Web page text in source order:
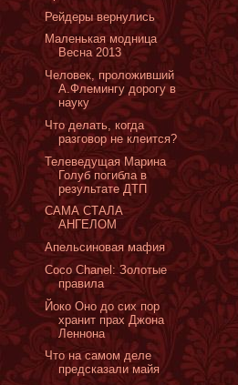
Рейдеры вернулись
Маленькая модница
Весна 2013
Человек, проложивший
А.Флемингу дорогу в
науку
Что делать, когда
разговор не клеится?
Телеведущая Марина
Голуб погибла в
результате ДТП
САМА СТАЛА
АНГЕЛОМ
Aпельсиновая мафия
Coco Chanel: Золотые
правила
Йоко Оно до сих пор
хранит прах Джона
Леннона
Что на самом деле
предсказали майя